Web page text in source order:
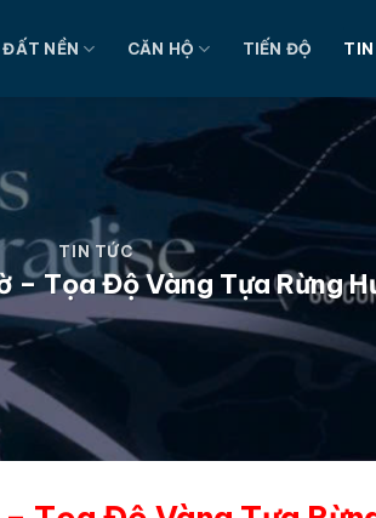
ĐẤT NỀN CĂN HỘ TIẾN ĐỘ
TIN TỨC
– Tọa Độ Vàng Tựa Rừng